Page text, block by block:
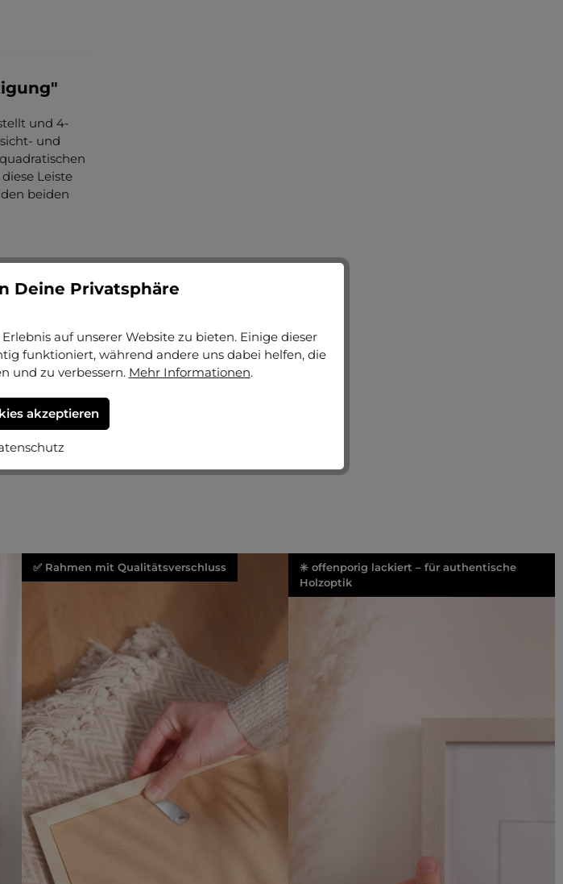
und 4-
und
Leiste
beiden
✅ Rahmen mit Qualitätsverschluss
✳️ offenporig lackiert – für authentische
Holzoptik
Deine Privatsphäre
auf unserer Website zu bieten. Einige dieser
funktioniert, während andere uns dabei helfen, die
und zu verbessern. Mehr Informationen.
akzeptieren